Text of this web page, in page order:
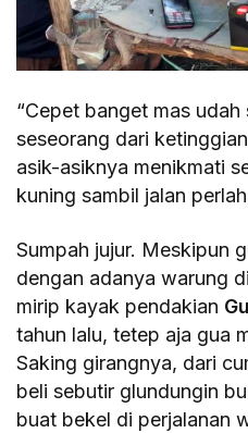
“Cepet banget mas udah
seseorang dari
asik-asiknya menikmati
kuning sambil jalan
Sumpah jujur. Meskipun
dengan adanya warung
mirip kayak pendakian
tahun lalu, tetep aja gua
Saking girangnya, dari
beli sebutir glundungin
buat bekel di perjalanan